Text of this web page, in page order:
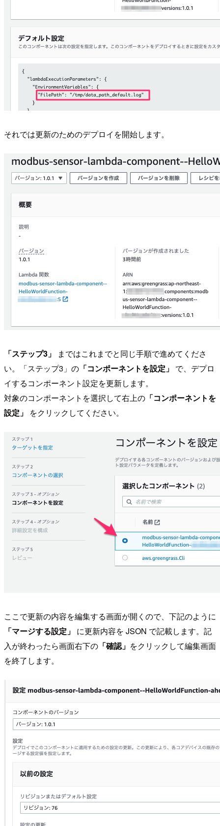
それでは更新のためのデプロイを開始します。
「ステップ3」
まではこれまでと同じ手順で進めてくださ
い。「ステップ3」の 「コンポーネントを設定」 で、デプロ
イするコンポーネント設定を更新します。
対象のコンポーネントを選択して右上の 「コンポーネントを
設定」
をクリックしてください。
ここで更新の内容を編集する画面が開くので、下記のように
「マージする設定」 に更新内容を JSON で記載します。記
入が終わったら画面右下の 「確認」 をクリックして編集画面
を終了します。